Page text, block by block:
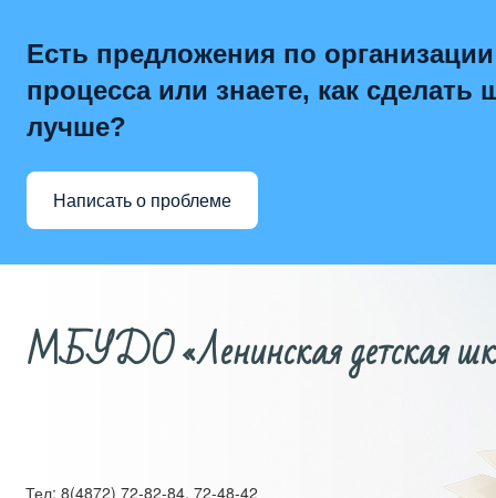
Есть предложения по
процесса или знаете, как сделать
лучше?
Написать о проблеме
МБУДО «Ленинская детская
Тел: 8(4872) 72-82-84, 72-48-42